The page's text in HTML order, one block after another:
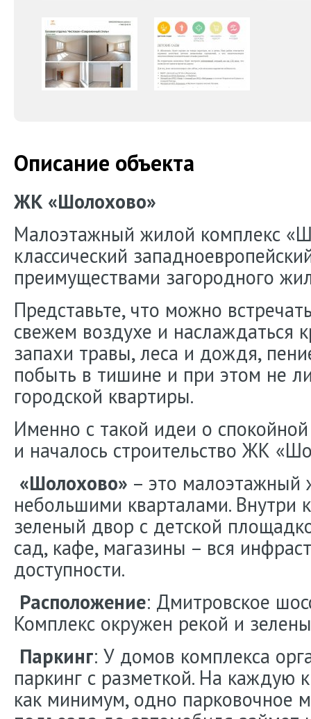
Описание объекта
ЖК «Шолохово»
Малоэтажный жилой комплекс
классический
преимуществами загородного
Представьте, что можно
свежем воздухе и наслаждаться
запахи травы, леса и дождя,
побыть в тишине и при этом не
городской квартиры.
Именно с такой идеи о
и началось строительство ЖК
«Шолохово» – это малоэтажный
небольшими кварталами. Внутри
зеленый двор с детской
сад, кафе, магазины – вся
доступности.
Расположение: Дмитровское
Комплекс окружен рекой и
Паркинг: У домов комплекса
паркинг с разметкой. На каждую
как минимум, одно парковочное